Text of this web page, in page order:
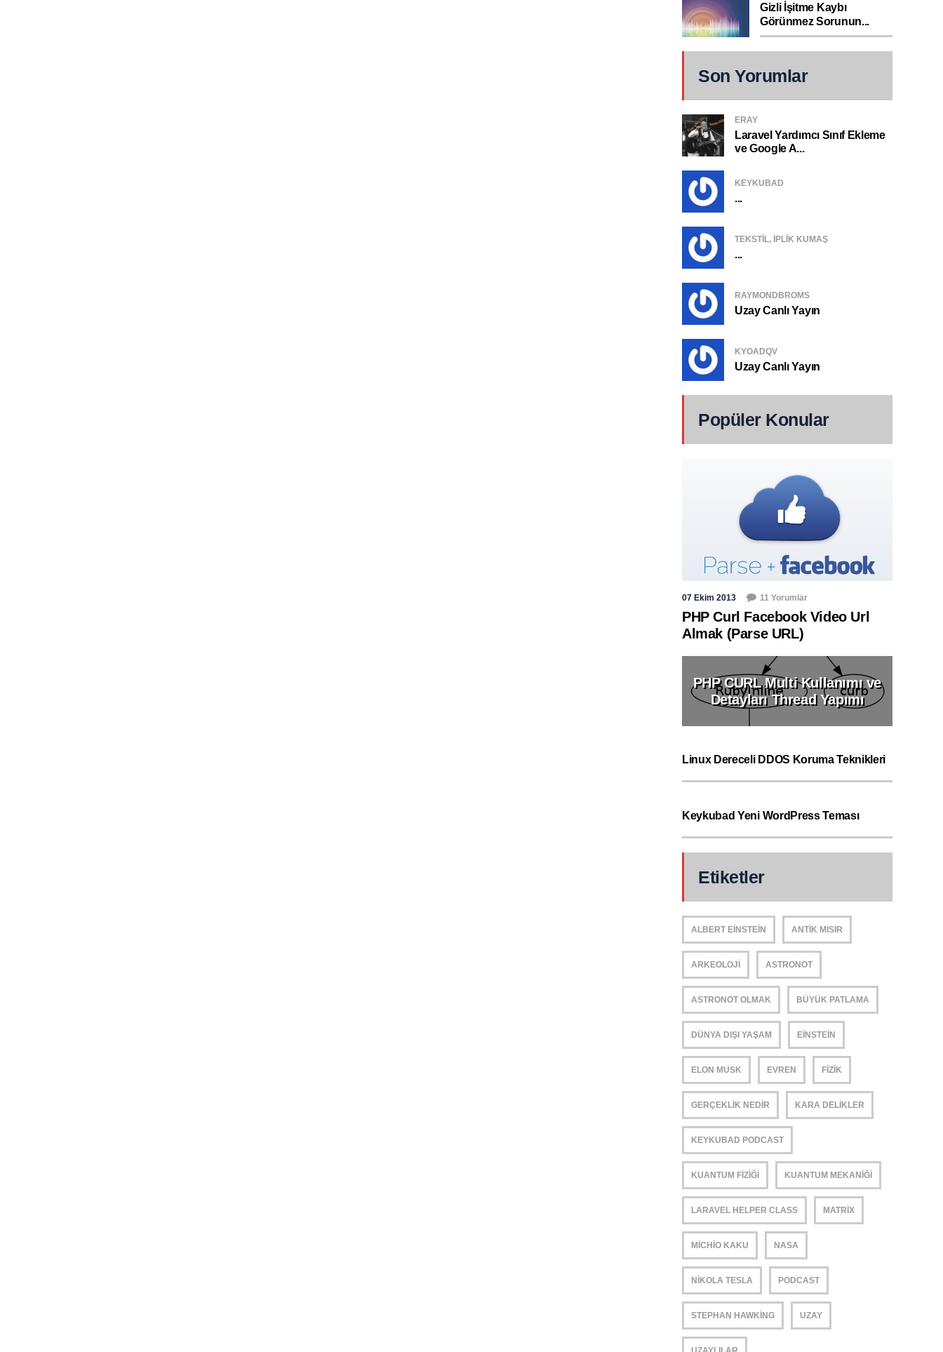
Gizli İşitme Kaybı
Görünmez Sorunun...
Son Yorumlar
ERAY
Laravel Yardımcı Sınıf Ekleme
ve Google A...
KEYKUBAD
...
TEKSTIL, IPLIK KUMAŞ
...
RAYMONDBROMS
Uzay Canlı Yayın
KYOADQV
Uzay Canlı Yayın
Popüler Konular
07 Ekim 2013 11 Yorumlar
PHP Curl Facebook Video Url
Almak (Parse URL)
PHP CURL Multi Kullanımı ve
Detayları Thread Yapımı
Linux Dereceli DDOS Koruma Teknikleri
Keykubad Yeni WordPress Teması
Etiketler
ALBERT EINSTEIN ANTIK MISIR
ARKEOLOJI ASTRONOT
ASTRONOT OLMAK BÜYÜK PATLAMA
DÜNYA DIŞI YAŞAM EINSTEIN
ELON MUSK EVREN FIZIK
GERÇEKLIK NEDIR KARA DELIKLER
KEYKUBAD PODCAST
KUANTUM FIZIĞI KUANTUM MEKANIĞI
LARAVEL HELPER CLASS MATRIX
MICHIO KAKU NASA
NIKOLA TESLA PODCAST
STEPHAN HAWKING UZAY